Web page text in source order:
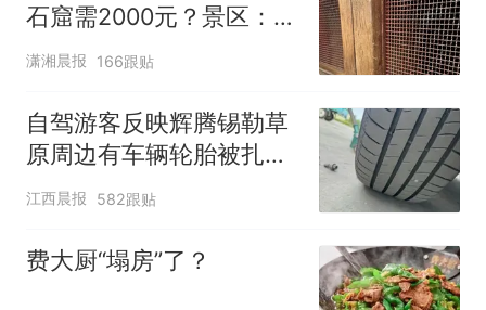
石窟需2000元？景区：部
分石窟受特别保护，游客
潇湘晨报 166跟贴
自驾游客反映辉腾锡勒草
原周边有车辆轮胎被扎，
修理店铺换胎价格高达千
元，官方发布情况通报
江西晨报 582跟贴
费大厨“塌房”了？